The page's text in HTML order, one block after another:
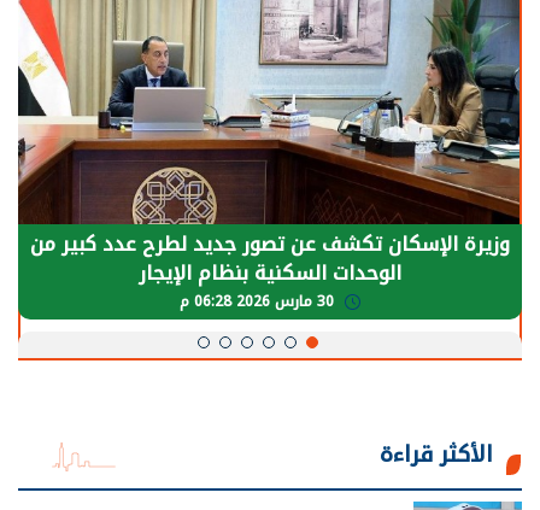
وزيرة الإسكان تكشف عن تصور جديد لطرح عدد كبير من
الوحدات السكنية بنظام الإيجار
الأكثر قراءة